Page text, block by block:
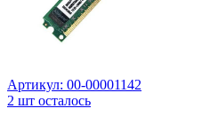
Артикул: 00-00001142
2 шт осталось